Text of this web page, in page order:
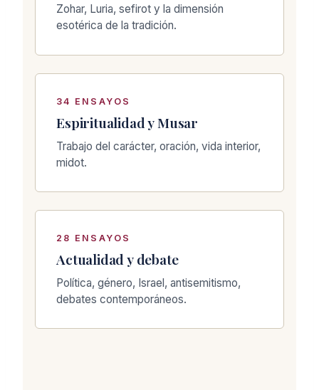
Zohar, Luria, sefirot y la dimensión
esotérica de la tradición.
34 ENSAYOS
Espiritualidad y Musar
Trabajo del carácter, oración, vida interior,
midot.
28 ENSAYOS
Actualidad y debate
Política, género, Israel, antisemitismo,
debates contemporáneos.